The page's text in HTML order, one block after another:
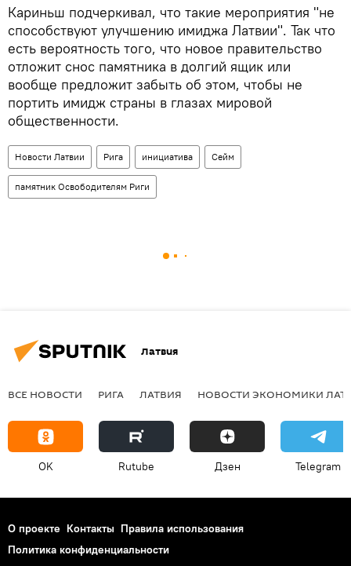
Кариньш подчеркивал, что такие мероприятия "не
способствуют улучшению имиджа Латвии". Так что
есть вероятность того, что новое правительство
отложит снос памятника в долгий ящик или
вообще предложит забыть об этом, чтобы не
портить имидж страны в глазах мировой
общественности.
Новости Латвии Рига инициатива Сейм
памятник Освободителям Риги
Латвия
ВСЕ НОВОСТИ РИГА ЛАТВИЯ НОВОСТИ ЭКОНОМИКИ
OK Rutube Дзен Telegram
О проекте Контакты Правила использования
Политика конфиденциальности